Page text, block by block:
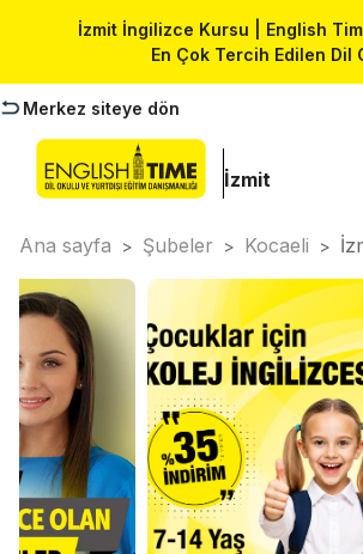
İzmit İngilizce Kursu | English
En Çok Tercih Edilen Dil
Merkez siteye dön
İzmit
Ana sayfa > Şubeler > Kocaeli >